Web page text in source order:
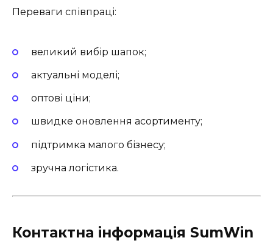
Переваги співпраці:
великий вибір шапок;
актуальні моделі;
оптові ціни;
швидке оновлення асортименту;
підтримка малого бізнесу;
зручна логістика.
Контактна інформація SumWin